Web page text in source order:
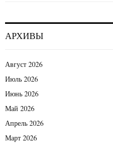
АРХИВЫ
Август 2026
Июль 2026
Июнь 2026
Май 2026
Апрель 2026
Март 2026